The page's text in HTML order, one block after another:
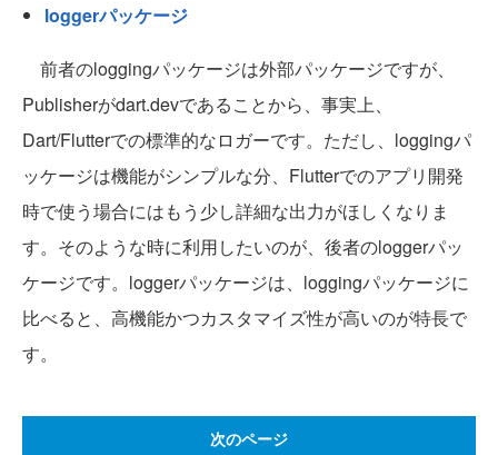
loggerパッケージ
前者のloggingパッケージは外部パッケージですが、
Publisherがdart.devであることから、事実上、
Dart/Flutterでの標準的なロガーです。ただし、loggingパ
ッケージは機能がシンプルな分、Flutterでのアプリ開発
時で使う場合にはもう少し詳細な出力がほしくなりま
す。そのような時に利用したいのが、後者のloggerパッ
ケージです。loggerパッケージは、loggingパッケージに
比べると、高機能かつカスタマイズ性が高いのが特長で
す。
次のページ